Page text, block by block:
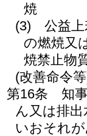
焼
(3)
公益
の燃焼又
焼禁止物
(改善命令
第16条
知
ん又は排
いおそれ